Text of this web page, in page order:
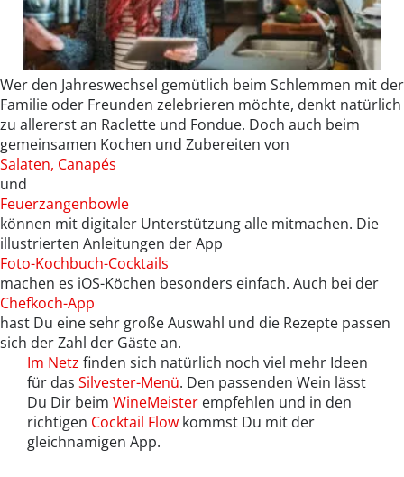
Wer den Jahreswechsel gemütlich beim Schlemmen mit der
Familie oder Freunden zelebrieren möchte, denkt natürlich
zu allererst an Raclette und Fondue. Doch auch beim
gemeinsamen Kochen und Zubereiten von
Salaten, Canapés
und
Feuerzangenbowle
können mit digitaler Unterstützung alle mitmachen. Die
illustrierten Anleitungen der App
Foto-Kochbuch-Cocktails
machen es iOS-Köchen besonders einfach. Auch bei der
Chefkoch-App
hast Du eine sehr große Auswahl und die Rezepte passen
sich der Zahl der Gäste an.
Im Netz finden sich natürlich noch viel mehr Ideen
für das Silvester-Menü. Den passenden Wein lässt
Du Dir beim WineMeister empfehlen und in den
richtigen Cocktail Flow kommst Du mit der
gleichnamigen App.